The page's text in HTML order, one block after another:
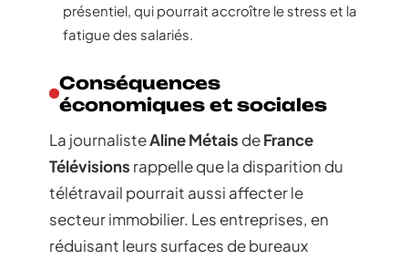
présentiel, qui pourrait accroître le stress et la
fatigue des salariés.
Conséquences
économiques et sociales
La journalisteAline Métais deFrance
Télévisions rappelle que la disparition du
télétravail pourrait aussi affecter le
secteur immobilier. Les entreprises, en
réduisant leurs surfaces de bureaux